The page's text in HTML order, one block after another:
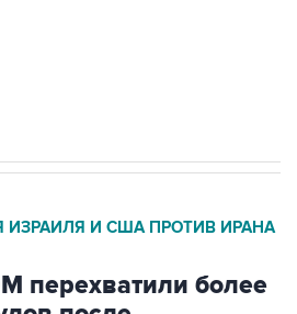
ИЗРАИЛЯ И США ПРОТИВ ИРАНА
перехватили более